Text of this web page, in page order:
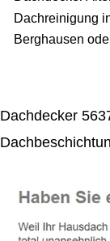
Dachreinigung
Berghausen
Dachdecker